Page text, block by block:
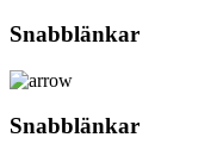
Snabblänkar
Snabblänkar